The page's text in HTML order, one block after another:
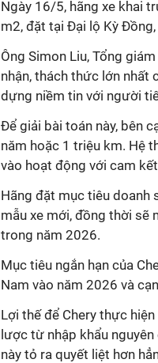
Ngày 16/5, hãng xe khai
m2, đặt tại Đại lộ Kỳ
Ông Simon Liu, Tổng
nhận, thách thức lớn nhất
dựng niềm tin với người
Để giải bài toán này, bên
năm hoặc 1 triệu km. Hệ
vào hoạt động với cam
Hãng đặt mục tiêu doanh
mẫu xe mới, đồng thời sẽ
trong năm 2026.
Mục tiêu ngắn hạn của
Nam vào năm 2026 và
Lợi thế để Chery thực
lược từ nhập khẩu
này tỏ ra quyết liệt hơn